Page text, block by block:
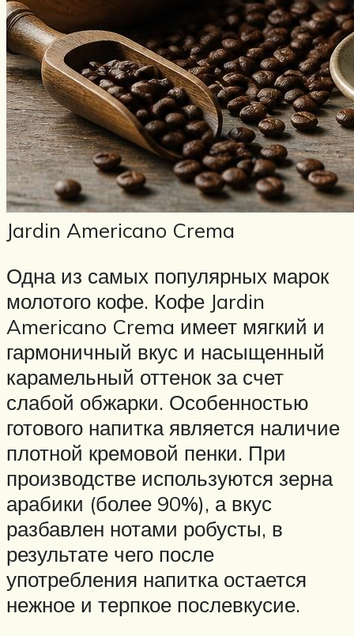
Jardin Americano Crema
Одна из самых популярных марок
молотого кофе. Кофе Jardin
Americano Crema имеет мягкий и
гармоничный вкус и насыщенный
карамельный оттенок за счет
слабой обжарки. Особенностью
готового напитка является наличие
плотной кремовой пенки. При
производстве используются зерна
арабики (более 90%), а вкус
разбавлен нотами робусты, в
результате чего после
употребления напитка остается
нежное и терпкое послевкусие.